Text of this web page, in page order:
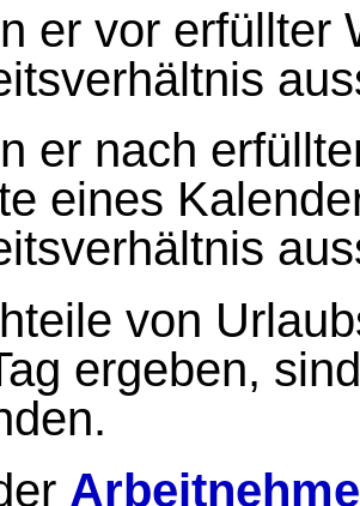
er vor erfüllter
er nach
eines
von
ergeben,